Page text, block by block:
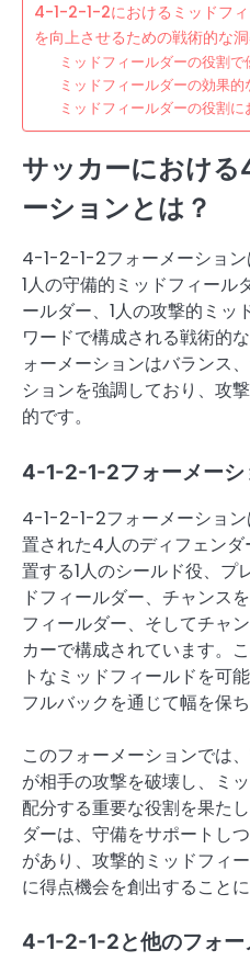
4-1-2-1-2におけるミッドフィ
を向上させるための戦術的な
ミッドフィールダーの役割
ミッドフィールダーの効果
ミッドフィールダーの役割
サッカーにおけ
ーションとは？
4-1-2-1-2フォーメーション
1人の守備的ミッドフィール
ールダー、1人の攻撃的ミッ
ワードで構成される戦術的
ォーメーションはバランス
ションを強調しており、攻
的です。
4-1-2-1-2フォーメーシ
4-1-2-1-2フォーメーショ
置された4人のディフェン
置する1人のシールド役、プ
ドフィールダー、チャンス
フィールダー、そしてチャ
カーで構成されています。
トなミッドフィールドを可
フルバックを通じて幅を保ち
このフォーメーションでは
が相手の攻撃を破壊し、ミ
配分する重要な役割を果た
ダーは、守備をサポートし
があり、攻撃的ミッドフィ
に得点機会を創出することに
4-1-2-1-2と他のフォー